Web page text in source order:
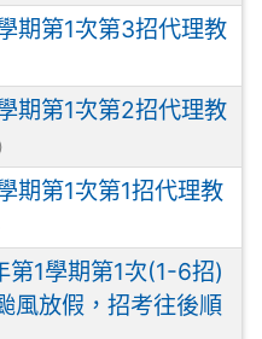
期第1次第3招代理教
期第1次第2招代理教
)
期第1次第1招代理教
第1學期第1次(1-6招)
風放假，招考往後順